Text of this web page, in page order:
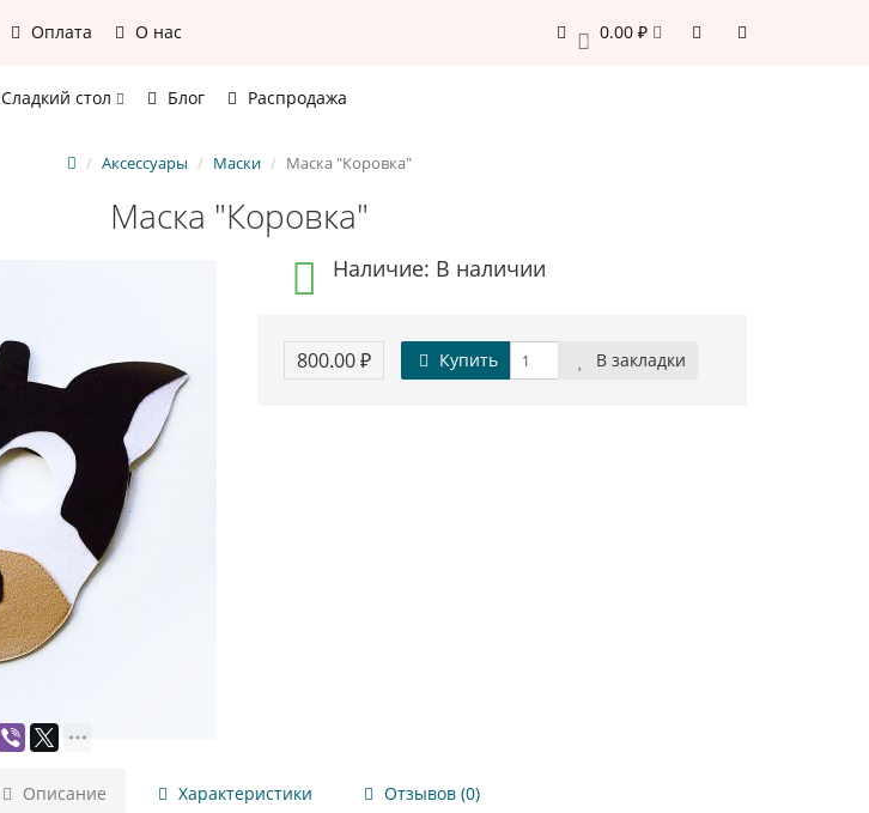
Оплата О нас 0 0.00 ₽
Сладкий стол Блог Распродажа
Аксессуары Маски Маска "Коровка"
Маска "Коровка"
Наличие: В наличии
800.00 ₽ Купить В закладки
Описание Характеристики Отзывов (0)